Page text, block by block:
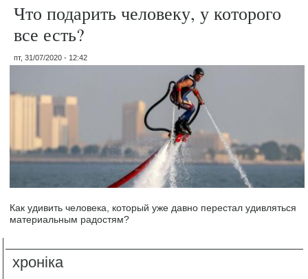
Что подарить человеку, у которого
все есть?
пт, 31/07/2020 - 12:42
Как удивить человека, который уже давно перестал удивляться
материальным радостям?
хроніка